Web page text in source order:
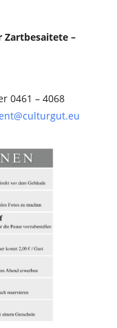
Zartbesaitete –
0461 – 4068